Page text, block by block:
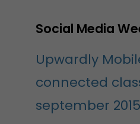
Social Media
Upwardly
connected
september 2015